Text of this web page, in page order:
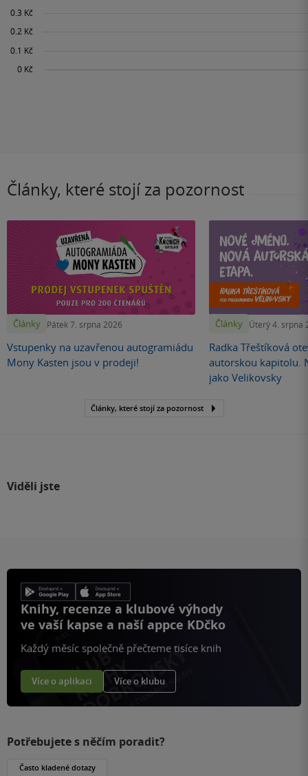
Články, které stojí za pozornost
Články Pátek 7. srpna 2026
Vstupenky na uzavřenou autogramiádu
Mony Kasten jsou v prodeji!
Články Úterý 4. srpna
Radka Třeštíková
autorskou kapitolu.
jako Velikovsky
Články, které stojí za pozornost
Viděli jste
Knihy, recenze a klubové výhody
ve vaší kapse a naší appce KDčko
Každý měsíc společně přečteme tisíce knih
Více o aplikaci Více o klubu
Potřebujete s něčím poradit?
Často kladené dotazy